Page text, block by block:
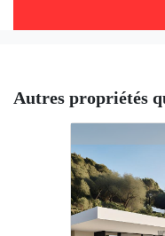
Autres propriétés